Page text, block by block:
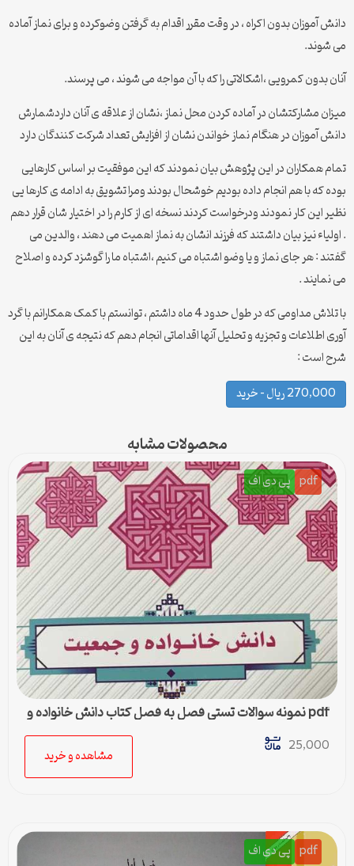
دانش آموزان بدون اکراه ، در وقت مقرر اقدام به گرفتن وضوکرده و برای نماز آماده
می شوند.
آنان بدون کمرویی ،اشکالاتی را که با آن مواجه می شوند ، می پرسند.
میزان مشارکتشان در آماده کردن محل نماز ،نشان از علاقه ی آنان داردشمارش
دانش آموزان در هنگام نماز خواندن نشان از افزایش تعداد شرکت کنندگان دارد
تمام همکاران در این پژوهش بیان نمودند که این موفقیت بر اساس کارهایی
بوده که با هم انجام داده بودیم خوشحال بودند ومرا تشویق به ادامه ی کارها یی
نظیر این کار نمودند ودرخواست کردند نسخه ای از کارم را در اختیار شان قرار دهم
. اولیاء نیز بیان داشتند که فرزند انشان به نماز اهمیت می دهند ، والدین می
گفتند : هر جای نماز و یا وضو اشتباه می کنیم ،اشتباه ما را گوشزد کرده و اصلاح
می نمایند .
با تلاش مداومی که در طول حدود 4 ماه داشتم ، توانستم با کمک همکارانم با گرد
آوری اطلاعات و تجزیه و تحلیل آنها اقداماتی انجام دهم که نتیجه ی آنان به این
شرح است :
270,000 ریال – خرید
محصولات مشابه
pdf پی دی اف
pdf نمونه سوالات تستی فصل به فصل کتاب دانش خانواده و
جمعیت
25,000
مشاهده و خرید
pdf پی دی اف